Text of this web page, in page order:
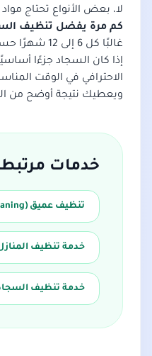
لا، بعض الأنواع تحتاج
كم مرة يفضل تنظيف
غالبًا كل 6 إلى 12 شهرًا حسب كثافة الاستخدام.
إذا كان السجاد جزءًا
الاحترافي في الوقت
ويعطيك نتيجة أوضح من
خدمات
تنظيف عميق (Deep Cleaning)
خدمة تنظيف
خدمة تنظيف